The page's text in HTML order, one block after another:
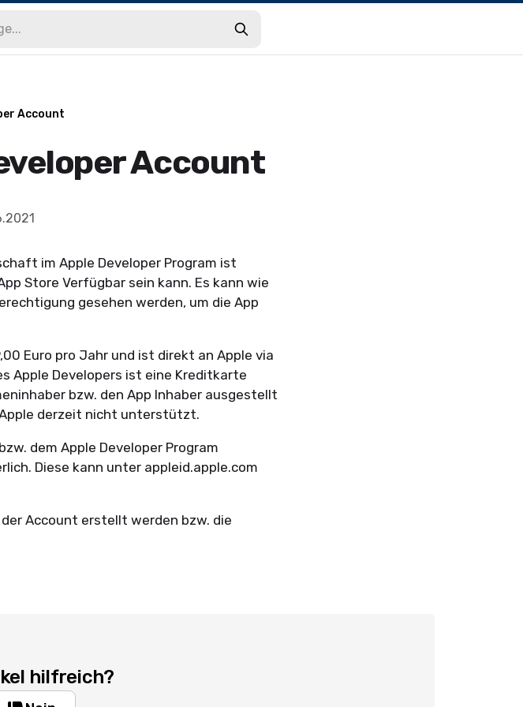
Account
Account
im Apple Developer Program ist
Store Verfügbar sein kann. Es kann wie
gesehen werden, um die App
Euro pro Jahr und ist direkt an Apple via
Apple Developers ist eine Kreditkarte
bzw. den App Inhaber ausgestellt
derzeit nicht unterstützt.
dem Apple Developer Program
Diese kann unter appleid.apple.com
Account erstellt werden bzw. die
hilfreich?